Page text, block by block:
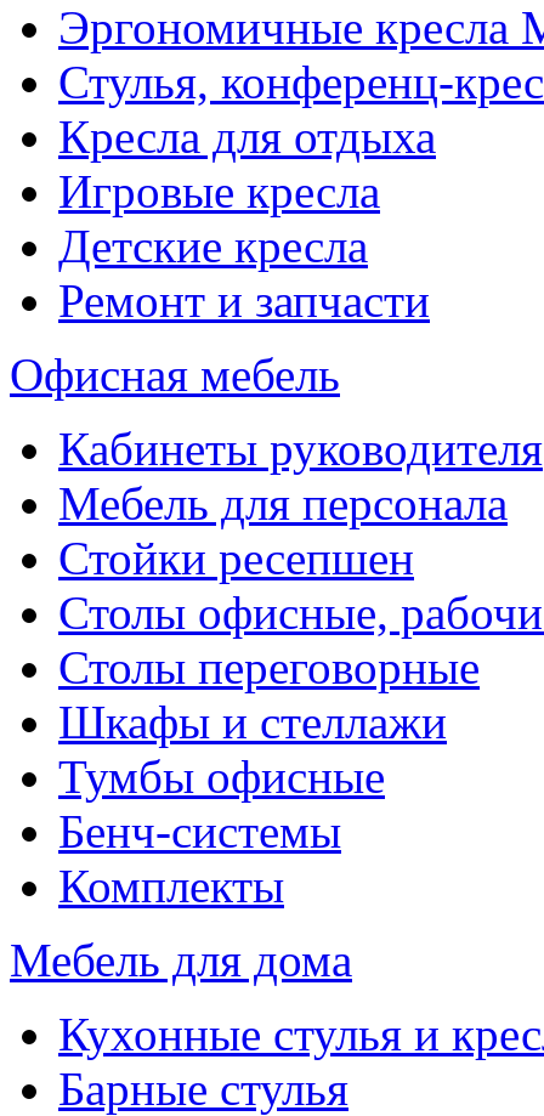
Эргономичные
Стулья, конференц-
Кресла для отдыха
Игровые кресла
Детские кресла
Ремонт и запчасти
Офисная мебель
Кабинеты руководителя
Мебель для персонала
Стойки ресепшен
Столы офисные,
Столы переговорные
Шкафы и стеллажи
Тумбы офисные
Бенч-системы
Комплекты
Мебель для дома
Кухонные стулья и
Барные стулья